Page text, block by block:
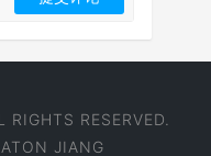
RESERVED.
JIANG